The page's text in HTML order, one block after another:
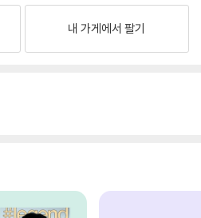
내 가게에서 팔기